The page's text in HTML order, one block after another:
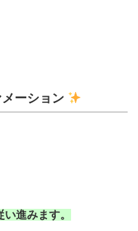
ーション
進みます。